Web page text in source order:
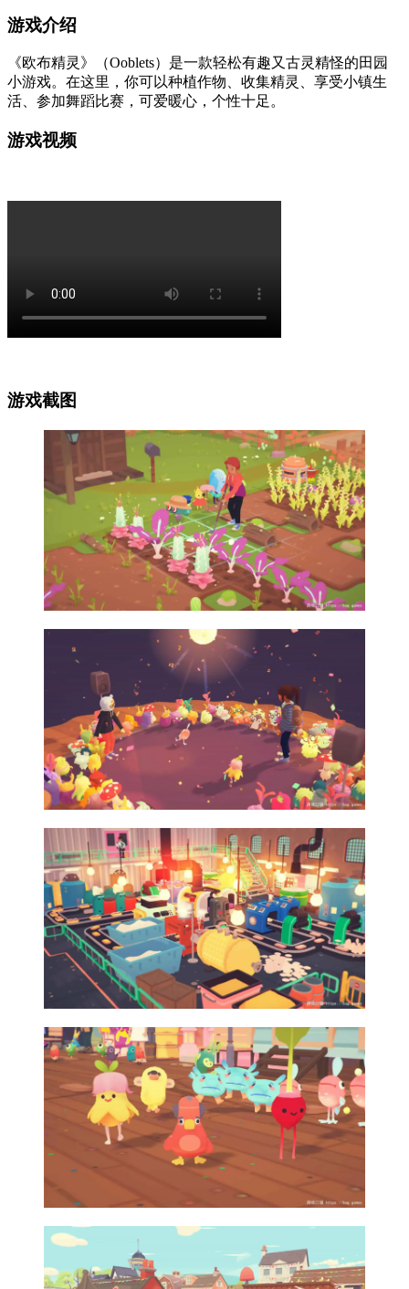
游戏介绍
《欧布精灵》（Ooblets）是一款轻松有趣又古灵精怪的田园
小游戏。在这里，你可以种植作物、收集精灵、享受小镇生
活、参加舞蹈比赛，可爱暖心，个性十足。
游戏视频
游戏截图